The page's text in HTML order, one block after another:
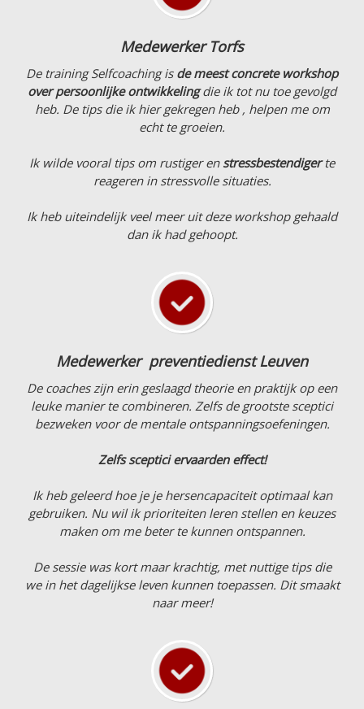
Medewerker Torfs
De training Selfcoaching is de meest concrete workshop
over persoonlijke ontwikkelingdie ik tot nu toe gevolgd
heb. De tips die ik hier gekregen heb , helpen me om
echt te groeien.
Ik wilde vooral tips om rustiger en stressbestendigerte
reageren in stressvolle situaties.
Ik heb uiteindelijk veel meer uit deze workshop gehaald
dan ik had gehoopt.
Medewerker preventiedienst Leuven
De coaches zijn erin geslaagd theorie en praktijk op een
leuke manier te combineren. Zelfs de grootste sceptici
bezweken voor de mentale ontspanningsoefeningen.
Zelfs sceptici ervaarden effect!
Ik heb geleerd hoe je je hersencapaciteit optimaal kan
gebruiken. Nu wil ik prioriteiten leren stellen en keuzes
maken om me beter te kunnen ontspannen.
De sessie was kort maar krachtig, met nuttige tips die
we in het dagelijkse leven kunnen toepassen. Dit smaakt
naar meer!